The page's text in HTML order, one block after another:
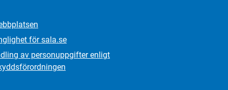
för sala.se
av personuppgifter enligt